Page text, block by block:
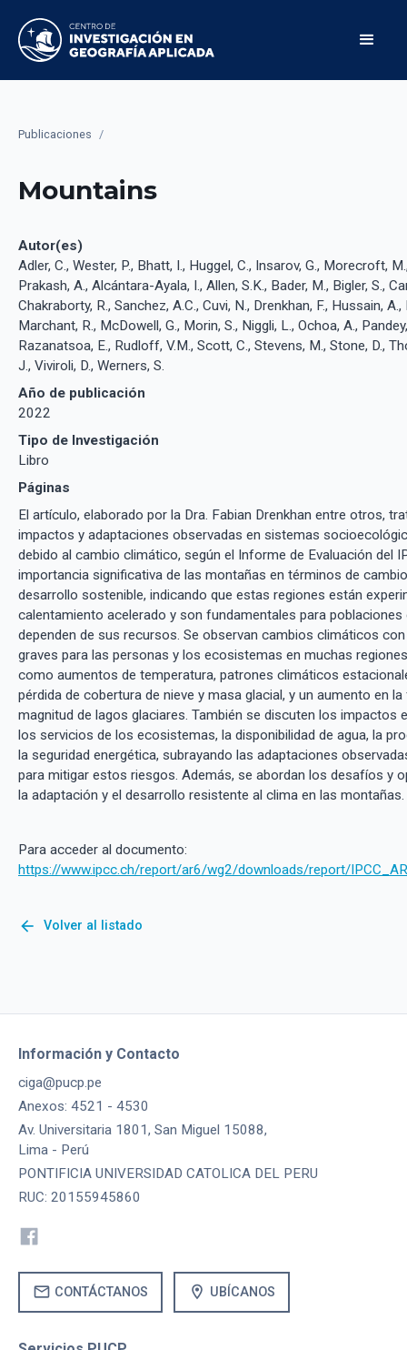
Publicaciones /
Mountains
Autor(es)
Adler, C., Wester, P., Bhatt, I., Huggel, C., Insarov, G., Morecroft,
Prakash, A., Alcántara-Ayala, I., Allen, S.K., Bader, M., Bigler, S.,
Chakraborty, R., Sanchez, A.C., Cuvi, N., Drenkhan, F., Hussain, A.,
Marchant, R., McDowell, G., Morin, S., Niggli, L., Ochoa, A.,
Razanatsoa, E., Rudloff, V.M., Scott, C., Stevens, M., Stone, D.,
J., Viviroli, D., Werners, S.
Año de publicación
2022
Tipo de Investigación
Libro
Páginas
El artículo, elaborado por la Dra. Fabian Drenkhan entre otros,
impactos y adaptaciones observadas en sistemas
debido al cambio climático, según el Informe de Evaluación del
importancia significativa de las montañas en términos de
desarrollo sostenible, indicando que estas regiones están
calentamiento acelerado y son fundamentales para poblaciones
dependen de sus recursos. Se observan cambios climáticos
graves para las personas y los ecosistemas en muchas
como aumentos de temperatura, patrones climáticos
pérdida de cobertura de nieve y masa glacial, y un aumento en
magnitud de lagos glaciares. También se discuten los impactos
los servicios de los ecosistemas, la disponibilidad de agua, la
la seguridad energética, subrayando las adaptaciones
para mitigar estos riesgos. Además, se abordan los desafíos y
la adaptación y el desarrollo resistente al clima en las montañas.
Para acceder al documento:
https://www.ipcc.ch/report/ar6/wg2/downloads/report/
arrow_back Volver al listado
Información y Contacto
ciga@pucp.pe
Anexos: 4521 - 4530
Av. Universitaria 1801, San Miguel 15088,
Lima - Perú
PONTIFICIA UNIVERSIDAD CATOLICA DEL PERU
RUC: 20155945860
mail CONTÁCTANOS location_on UBÍCANOS